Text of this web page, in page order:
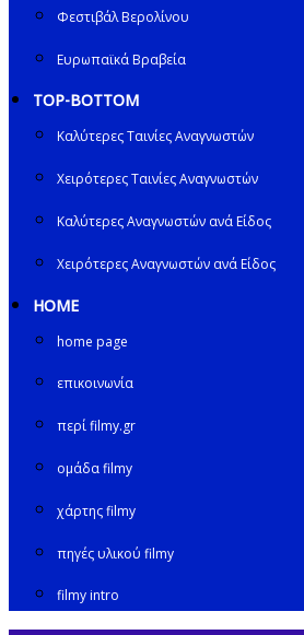
Φεστιβάλ Βερολίνου
Ευρωπαϊκά Βραβεία
TOP-BOTTOM
Καλύτερες Ταινίες Αναγνωστών
Χειρότερες Ταινίες Αναγνωστών
Καλύτερες Αναγνωστών ανά Είδος
Χειρότερες Αναγνωστών ανά Είδος
HOME
home page
επικοινωνία
περί filmy.gr
ομάδα filmy
χάρτης filmy
πηγές υλικού filmy
filmy intro